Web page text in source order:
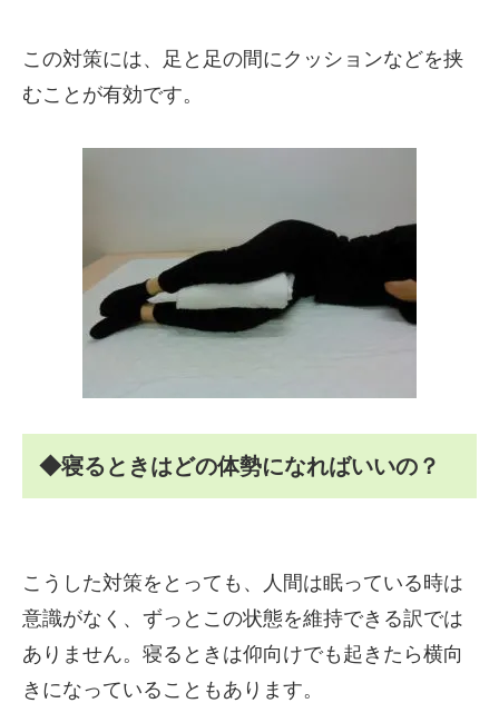
この対策には、足と足の間にクッションなどを挟
むことが有効です。
◆寝るときはどの体勢になればいいの？
こうした対策をとっても、人間は眠っている時は
意識がなく、ずっとこの状態を維持できる訳では
ありません。寝るときは仰向けでも起きたら横向
きになっていることもあります。